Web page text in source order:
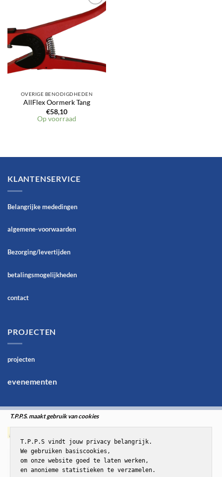
OVERIGE BENODIGDHEDEN
AllFlex Oormerk Tang
€58,10
Op voorraad
KLANTENSERVICE
Belangrijke mededingen
algemene-voorwaarden
Bezorging/levertijden
betalingsmogelijkheden
contact
PROJECTEN
projecten
evenementen
T.P.P.S. maakt gebruik van cookies
T.P.P.S vindt jouw privacy belangrijk.
We gebruiken basiscookies,
om onze website goed te laten werken,
en anonieme statistieken te verzamelen.